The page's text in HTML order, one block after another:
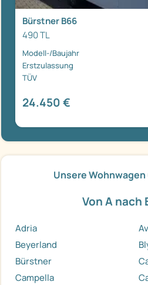
Bürstner B66
490 TL
Modell-/Baujahr
Erstzulassung
TÜV
24.450 €
Unsere Wohnwagen
Von A nach
Adria
Beyerland
Bürstner
Campella